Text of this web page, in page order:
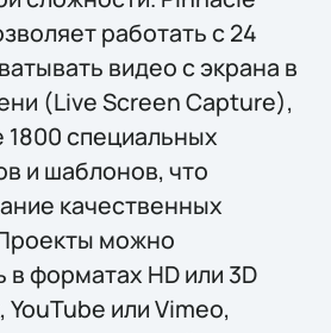
работать с 24
видео с экрана в
(Live Screen Capture),
специальных
и шаблонов, что
качественных
можно
в форматах HD или 3D
или Vimeo,